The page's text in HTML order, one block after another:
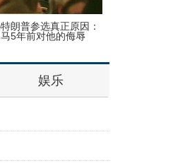
美国迈阿密一机场出现巨型UFO
娱乐